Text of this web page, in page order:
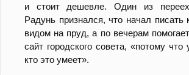
и стоит дешевле. Один из
Радунь признался, что начал писать
видом на пруд, а по вечерам
сайт городского совета, «потому что
кто это умеет».